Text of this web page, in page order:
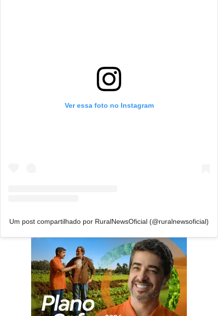
Ver essa foto no Instagram
Um post compartilhado por RuralNewsOficial (@ruralnewsoficial)